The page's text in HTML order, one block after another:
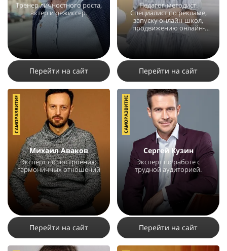
Тренер личностного роста,
актер и режиссер.
Перейти на сайт
Педагог-методист.
Специалист по рекламе,
запуску онлайн-школ,
продвижению онлайн-
проектов и услуг.
Перейти на сайт
Михаил Аваков
Эксперт по построению
гармоничных отношений
7428 8 4
САМОРАЗВИТИЕ
Перейти на сайт
Сергей Кузин
Эксперт по работе с
трудной аудиторией.
6421 1
САМОРАЗВИТИЕ
Перейти на сайт